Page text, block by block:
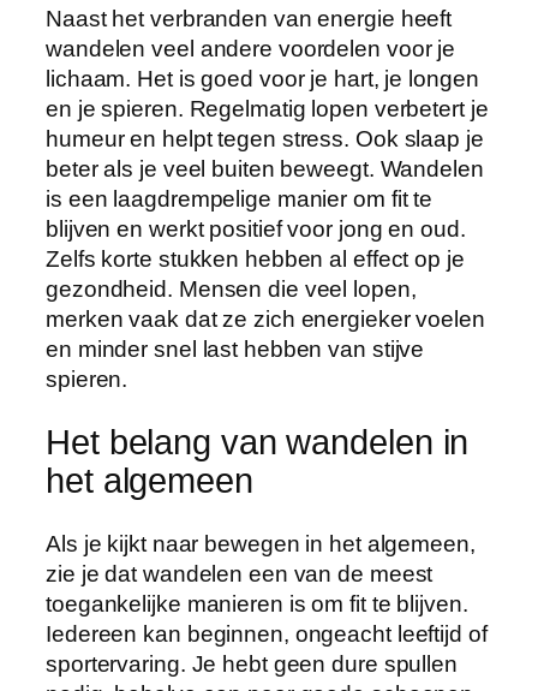
Naast het verbranden van energie heeft
wandelen veel andere voordelen voor je
lichaam. Het is goed voor je hart, je longen
en je spieren. Regelmatig lopen verbetert je
humeur en helpt tegen stress. Ook slaap je
beter als je veel buiten beweegt. Wandelen
is een laagdrempelige manier om fit te
blijven en werkt positief voor jong en oud.
Zelfs korte stukken hebben al effect op je
gezondheid. Mensen die veel lopen,
merken vaak dat ze zich energieker voelen
en minder snel last hebben van stijve
spieren.
Het belang van wandelen in
het algemeen
Als je kijkt naar bewegen in het algemeen,
zie je dat wandelen een van de meest
toegankelijke manieren is om fit te blijven.
Iedereen kan beginnen, ongeacht leeftijd of
sportervaring. Je hebt geen dure spullen